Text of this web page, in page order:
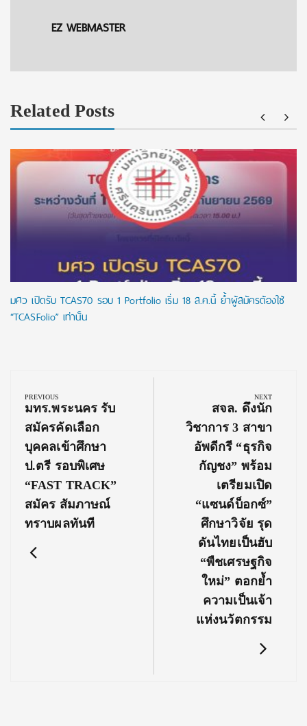
EZ WEBMASTER
Related Posts
มศว เปิดรับ TCAS70 รอบ 1 Portfolio เริ่ม 18 ส.ค.นี้ ย้ำผู้สมัครต้องใช้
“TCASFolio” เท่านั้น
navigation
PREVIOUS
Previous
Post:
มทร.พระนคร รับ
สมัครคัดเลือก
บุคคลเข้าศึกษา
ป.ตรี รอบพิเศษ
“FAST TRACK”
สมัคร สัมภาษณ์
ทราบผลทันที
NEXT
Next
Post:
สจล. ดึงนัก
วิชาการ 3 สาขา
อัพดีกรี “ธุรกิจ
กัญชง” พร้อม
เตรียมเปิด
“แซนด์บ็อกซ์”
ศึกษาวิจัย รุด
ดันไทยเป็นฮับ
“พืชเศรษฐกิจ
ใหม่” ตอกย้ำ
ความเป็นเจ้า
แห่งนวัตกรรม